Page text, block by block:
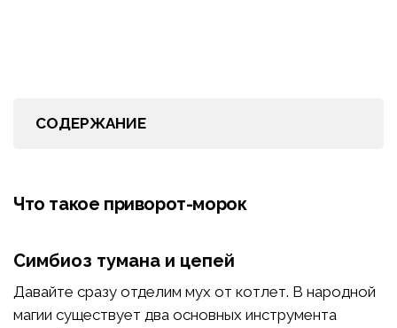
СОДЕРЖАНИЕ
Что такое приворот-морок
Симбиоз тумана и цепей
Давайте сразу отделим мух от котлет. В народной
магии существует два основных инструмента